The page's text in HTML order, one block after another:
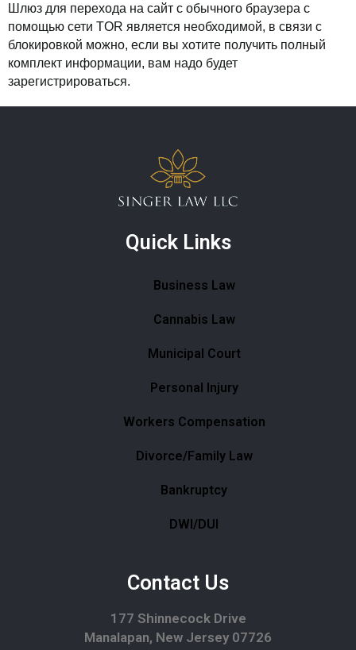
Шлюз для перехода на сайт с обычного браузера с
помощью сети TOR является необходимой, в связи с
блокировкой можно, если вы хотите получить полный
комплект информации, вам надо будет
зарегистрироваться.
Quick Links
Business Law
Cannabis Law
Municipal Court
Personal Injury
Workers Compensation
Divorce/Family Law
Bankruptcy
DWI/DUI
Contact Us
177 Shinnecock Drive
Manalapan, New Jersey 07726